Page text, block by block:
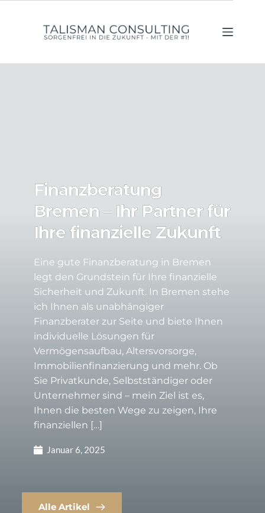
Finanzberatung
Bremen – Ihr Partner für
Ihre finanzielle Zukunft
Eine gute Finanzberatung in Bremen
legt den Grundstein für Ihre finanzielle
Sicherheit und Zukunft. In Bremen stehe
ich Ihnen als unabhängiger
Finanzberater zur Seite und biete Ihnen
individuelle Lösungen für
Vermögensaufbau, Altersvorsorge,
Immobilienfinanzierung und mehr. Ob
Sie Privatkunde, Selbstständiger oder
Unternehmer sind – mein Ziel ist es,
Ihnen die besten Wege zu zeigen, Ihre
finanziellen […]
Januar 6, 2025
Alle Artikel